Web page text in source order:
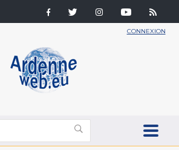
CONNEXION